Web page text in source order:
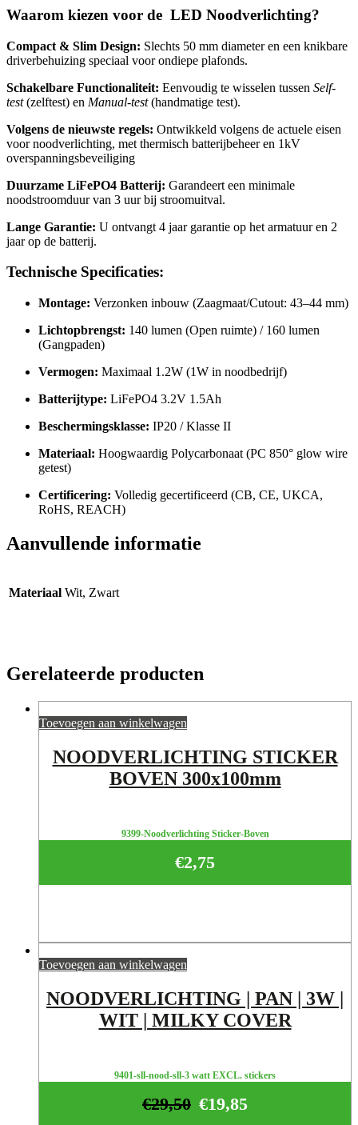
Waarom kiezen voor de LED Noodverlichting?
Compact & Slim Design: Slechts 50 mm diameter en een knikbare
driverbehuizing speciaal voor ondiepe plafonds.
Schakelbare Functionaliteit: Eenvoudig te wisselen tussen Self-
test(zelftest) en Manual-test(handmatige test).
Volgens de nieuwste regels: Ontwikkeld volgens de actuele eisen
voor noodverlichting, met thermisch batterijbeheer en 1kV
overspanningsbeveiliging
Duurzame LiFePO4 Batterij: Garandeert een minimale
noodstroomduur van 3 uur bij stroomuitval.
Lange Garantie: U ontvangt 4 jaar garantie op het armatuur en 2
jaar op de batterij.
Technische Specificaties:
Montage: Verzonken inbouw (Zaagmaat/Cutout: 43–44 mm)
Lichtopbrengst: 140 lumen (Open ruimte) / 160 lumen
(Gangpaden)
Vermogen: Maximaal 1.2W (1W in noodbedrijf)
Batterijtype: LiFePO4 3.2V 1.5Ah
Beschermingsklasse: IP20 / Klasse II
Materiaal: Hoogwaardig Polycarbonaat (PC 850° glow wire
getest)
Certificering: Volledig gecertificeerd (CB, CE, UKCA,
RoHS, REACH)
Aanvullende informatie
Materiaal Wit, Zwart
Gerelateerde producten
Toevoegen aan winkelwagen
NOODVERLICHTING STICKER
BOVEN 300x100mm
9399-Noodverlichting Sticker-Boven
€2,75
Toevoegen aan winkelwagen
NOODVERLICHTING | PAN | 3W |
WIT | MILKY COVER
9401-sll-nood-sll-3 watt EXCL. stickers
€19,85
€29,50